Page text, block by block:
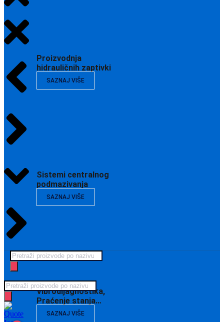
Proizvodnja
hidrauličnih zaptivki
SAZNAJ VIŠE
Sistemi centralnog
podmazivanja
SAZNAJ VIŠE
Vibrodijagnostika,
Praćenje stanja…
SAZNAJ VIŠE
Products
search
Products
search